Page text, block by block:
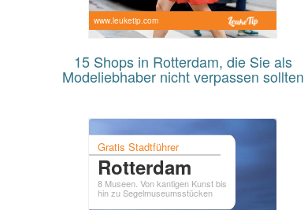
www.leuketip.com
15 Shops in Rotterdam, die Sie als
Modeliebhaber nicht verpassen sollten
Gratis Stadtführer
Rotterdam
8 Museen. Von kantigen Kunst bis
hin zu Segelmuseumsstücken